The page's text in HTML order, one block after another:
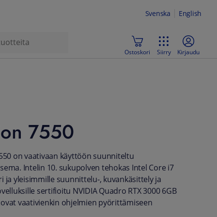
Svenska English
Ostoskori Siirry Kirjaudu
7550
on vaativaan käyttöön suunniteltu
Intelin 10. sukupolven tehokas Intel Core i7
ja yleisimmille suunnittelu-, kuvankäsittely ja
sertifioitu NVIDIA Quadro RTX 3000 6GB
vaativienkin ohjelmien pyörittämiseen